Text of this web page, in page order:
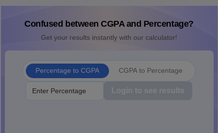
Confused between CGPA and Percentage?
Get your results instantly with our calculator!
Percentage to CGPA CGPA to Percentage
Login to see results